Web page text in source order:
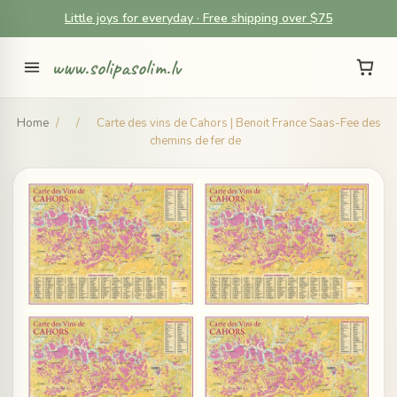
Little joys for everyday · Free shipping over $75
www.solipasolim.lv
Home / /
Carte des vins de Cahors | Benoit France Saas-Fee des
chemins de fer de